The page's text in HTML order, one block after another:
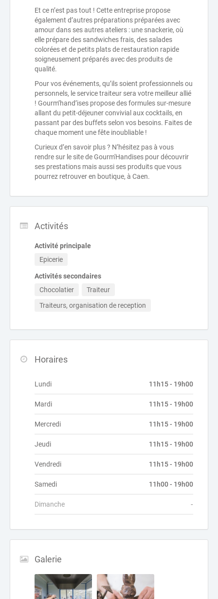
Et ce n’est pas tout ! Cette entreprise propose
également d’autres préparations préparées avec
amour dans ses autres ateliers : une snackerie, où
elle prépare des sandwiches frais, des salades
colorées et de petits plats de restauration rapide
soigneusement préparés avec des produits de
qualité.
Pour vos événements, qu’ils soient professionnels ou
personnels, le service traiteur sera votre meilleur allié
! Gourm’hand’ises propose des formules sur-mesure
allant du petit-déjeuner convivial aux cocktails, en
passant par des buffets selon vos besoins. Faites de
chaque moment une fête inoubliable !
Curieux d’en savoir plus ? N’hésitez pas à vous
rendre sur le site de Gourm'Handises pour découvrir
ses prestations mais aussi ses produits que vous
pourrez retrouver en boutique, à Caen.
Activités
Activité principale
Epicerie
Activités secondaires
Chocolatier
Traiteur
Traiteurs, organisation de reception
Horaires
Lundi 11h15 - 19h00
Mardi 11h15 - 19h00
Mercredi 11h15 - 19h00
Jeudi 11h15 - 19h00
Vendredi 11h15 - 19h00
Samedi 11h00 - 19h00
Dimanche -
Galerie